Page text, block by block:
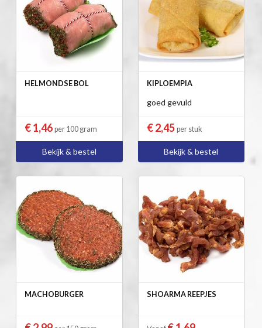
HELMONDSE BOL
€ 1,46 per 100 gram
Bekijk & bestel
KIPLOEMPIA
goed gevuld
€ 2,45 per stuk
Bekijk & bestel
MACHOBURGER SHOARMA REEPJES